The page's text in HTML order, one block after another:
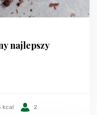
najlepszy
kcal 2